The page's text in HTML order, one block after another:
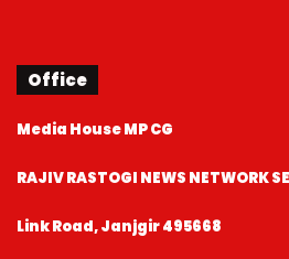
Office
Media House MP CG
RAJIV RASTOGI NEWS NETWORK
Link Road, Janjgir 495668